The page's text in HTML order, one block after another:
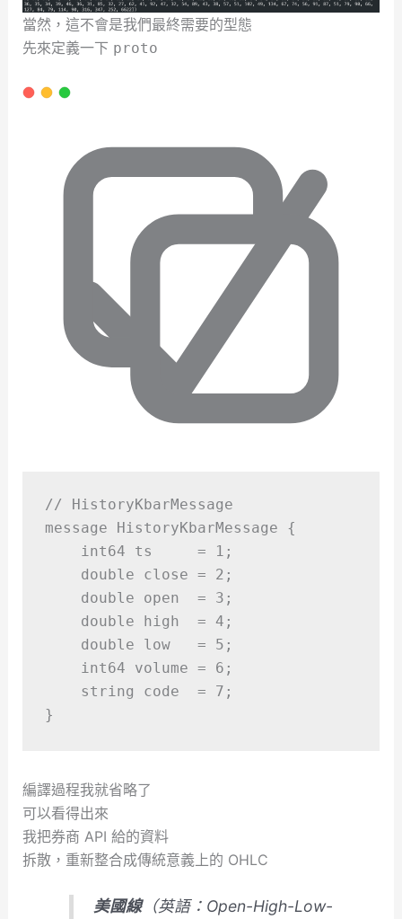
當然，這不會是我們最終需要的型態
先來定義一下 proto
// HistoryKbarMessage
message HistoryKbarMessage {
    int64 ts
= 1 ;
double close = 2 ;
double open = 3 ;
double high = 4 ;
double low = 5 ;
    int64 volume
= 6 ;
    string code
= 7 ;
}
編譯過程我就省略了
可以看得出來
我把券商 API 給的資料
拆散，重新整合成傳統意義上的 OHLC
美國線（英語：Open-High-Low-